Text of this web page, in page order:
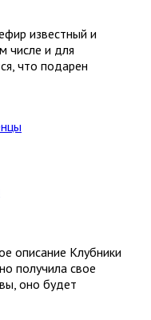
известный и
числе и для
что подарен
описание Клубники
получила свое
оно будет